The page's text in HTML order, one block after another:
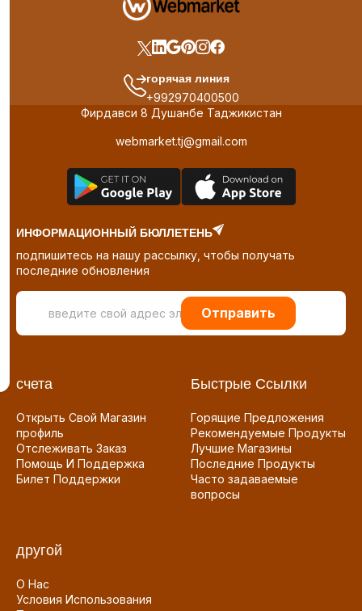
горячая линия
+992970400500
Фирдавси 8 Душанбе Таджикистан
webmarket.tj@gmail.com
ИНФОРМАЦИОННЫЙ БЮЛЛЕТЕНЬ
подпишитесь на нашу рассылку, чтобы получать
последние обновления
Отправить
счета
Открыть Свой Магазин
профиль
Отслеживать Заказ
Помощь И Поддержка
Билет Поддержки
Быстрые Ссылки
Горящие Предложения
Рекомендуемые Продукты
Лучшие Магазины
Последние Продукты
Часто задаваемые
вопросы
другой
О Нас
Условия Использования